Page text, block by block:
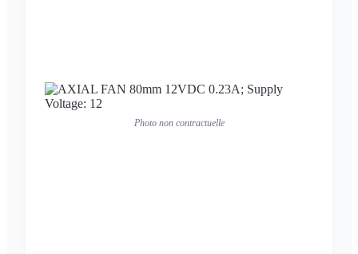
Photo non contractuelle